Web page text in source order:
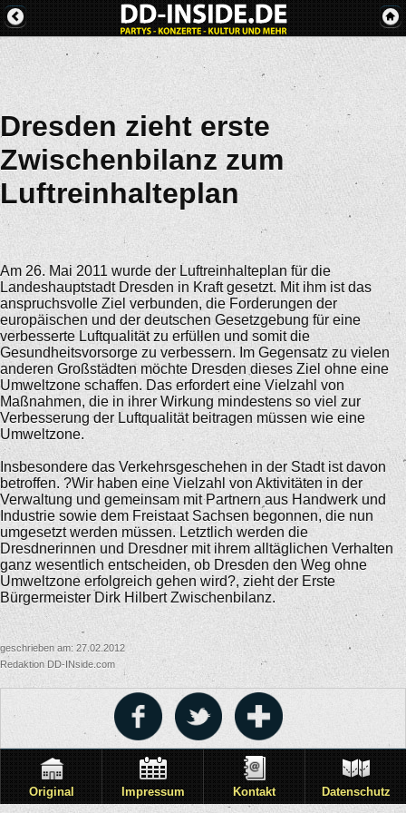
Dresden zieht erste
Zwischenbilanz zum
Luftreinhalteplan
Am 26. Mai 2011 wurde der Luftreinhalteplan für die
Landeshauptstadt Dresden in Kraft gesetzt. Mit ihm ist das
anspruchsvolle Ziel verbunden, die Forderungen der
europäischen und der deutschen Gesetzgebung für eine
verbesserte Luftqualität zu erfüllen und somit die
Gesundheitsvorsorge zu verbessern. Im Gegensatz zu vielen
anderen Großstädten möchte Dresden dieses Ziel ohne eine
Umweltzone schaffen. Das erfordert eine Vielzahl von
Maßnahmen, die in ihrer Wirkung mindestens so viel zur
Verbesserung der Luftqualität beitragen müssen wie eine
Umweltzone.
Insbesondere das Verkehrsgeschehen in der Stadt ist davon
betroffen. ?Wir haben eine Vielzahl von Aktivitäten in der
Verwaltung und gemeinsam mit Partnern aus Handwerk und
Industrie sowie dem Freistaat Sachsen begonnen, die nun
umgesetzt werden müssen. Letztlich werden die
Dresdnerinnen und Dresdner mit ihrem alltäglichen Verhalten
ganz wesentlich entscheiden, ob Dresden den Weg ohne
Umweltzone erfolgreich gehen wird?, zieht der Erste
Bürgermeister Dirk Hilbert Zwischenbilanz.
geschrieben am: 27.02.2012
Redaktion DD-INside.com
Original Impressum Kontakt Datenschutz